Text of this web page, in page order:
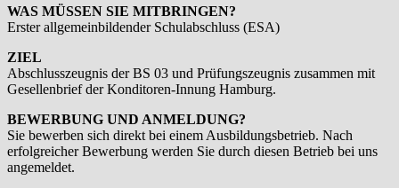
WAS MÜSSEN SIE MITBRINGEN?
Erster allgemeinbildender Schulabschluss (ESA)
ZIEL
Abschlusszeugnis der BS 03 und Prüfungszeugnis zusammen mit
Gesellenbrief der Konditoren-Innung Hamburg.
BEWERBUNG UND ANMELDUNG?
Sie bewerben sich direkt bei einem Ausbildungsbetrieb. Nach
erfolgreicher Bewerbung werden Sie durch diesen Betrieb bei uns
angemeldet.